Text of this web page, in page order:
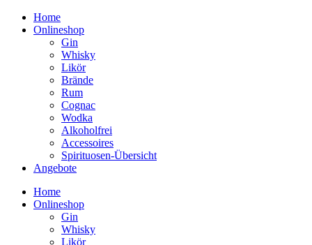
Home
Onlineshop
Gin
Whisky
Likör
Brände
Rum
Cognac
Wodka
Alkoholfrei
Accessoires
Spirituosen-Übersicht
Angebote
Home
Onlineshop
Gin
Whisky
Likör